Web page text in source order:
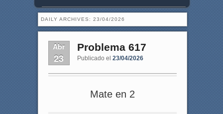
DAILY ARCHIVES: 23/04/2026
Abr
23
Problema 617
Publicado el 23/04/2026
Mate en 2